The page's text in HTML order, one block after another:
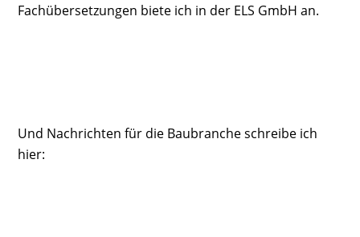
Fachübersetzungen biete ich in der ELS GmbH an.
Und Nachrichten für die Baubranche schreibe ich
hier: